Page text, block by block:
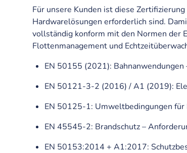
Für unsere Kunden ist diese
Hardwarelösungen erforderlich sind.
vollständig konform mit den Normen der
Flottenmanagement und
EN 50155 (2021):
EN 50121-3-2 (2016) / A1 (2019):
EN 50125-1: Umweltbedingungen für
EN 45545-2: Brandschutz –
EN 50153:2014 + A1:2017: